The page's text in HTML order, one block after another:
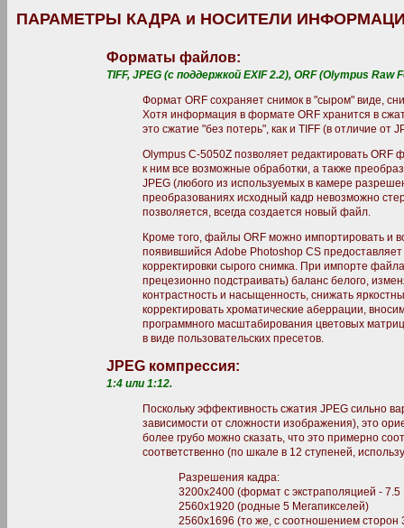
ПАРАМЕТРЫ КАДРА и НОСИТЕЛИ
Форматы файлов:
TIFF, JPEG (с поддержкой EXIF 2.2), ORF (Olympus Raw
Формат ORF сохраняет снимок в "сыром" виде,
Хотя информация в формате ORF хранится в
это сжатие "без потерь", как и TIFF (в отличие от
Olympus C-5050Z позволяет редактировать
к ним все возможные обработки, а также
JPEG (любого из используемых в камере
преобразованиях исходный кадр невозможно
позволяется, всегда создается новый файл.
Кроме того, файлы ORF можно импортировать и
появившийся Adobe Photoshop CS
корректировки сырого снимка. При импорте
прецезионно подстраивать) баланс белого,
контрастность и насыщенность, снижать
корректировать хроматические аберрации,
программного масштабирования цветовых
в виде пользовательских пресетов.
JPEG компрессия:
1:4 или 1:12.
Поскольку эффективность сжатия JPEG сильно
зависимости от сложности изображения), это
более грубо можно сказать, что это примерно
соответственно (по шкале в 12 ступеней,
Разрешения кадра:
3200x2400 (формат с экстраполяцией - 7.5
2560x1920 (родные 5 Mегапикселей)
2560x1696 (то же, с соотношением сторон